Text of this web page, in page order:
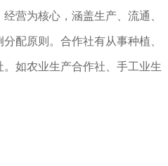
营为核心，涵盖生产、流通、
配原则。合作社有从事种植、
如农业生产合作社、手工业生